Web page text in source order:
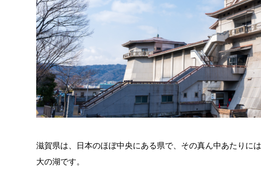
滋賀県は、日本のほぼ中央にある県で、その真ん中あたりに
大の湖です。